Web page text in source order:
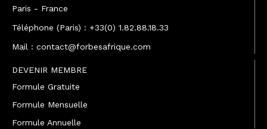
Paris - France
Téléphone (Paris) : +33(0) 1.82.88.18.33
Mail : contact@forbesafrique.com
DEVENIR MEMBRE
Formule Gratuite
Formule Mensuelle
Formule Annuelle